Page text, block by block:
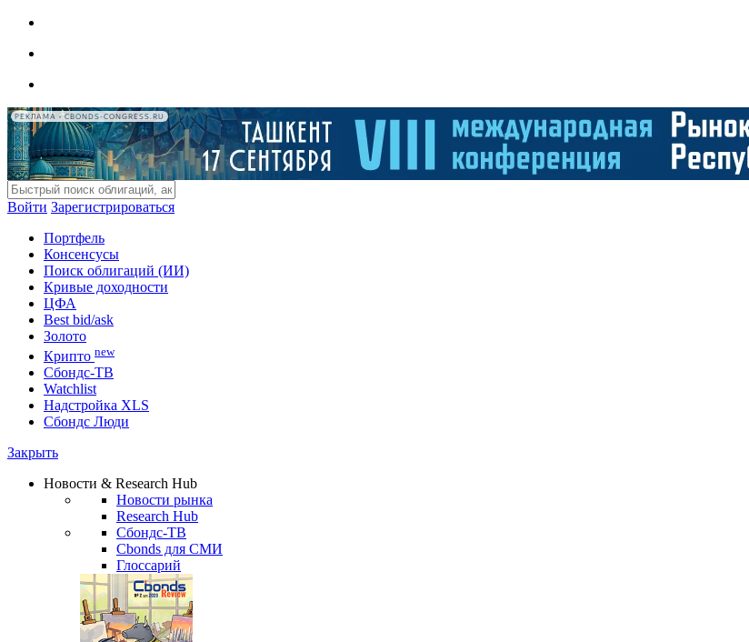
РЕКЛАМА • CBONDS-CONGRESS.RU
Войти Зарегистрироваться
Портфель
Консенсусы
Поиск облигаций (ИИ)
Кривые доходности
ЦФА
Best bid/ask
Золото
Крипто new
Сбондс-ТВ
Watchlist
Надстройка XLS
Сбондс Люди
Закрыть
Новости & Research Hub
Новости рынка
Research Hub
Сбондс-ТВ
Cbonds для СМИ
Глоссарий